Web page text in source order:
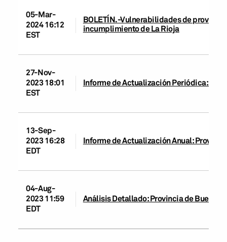
05-Mar-
2024 16:12
EST
BOLETÍN.-Vulnerabilidades de
incumplimiento de La Rioja
27-Nov-
2023 18:01
EST
Informe de Actualización Periódica:
13-Sep-
2023 16:28
EDT
Informe de Actualización Anual:
04-Aug-
2023 11:59
EDT
Análisis Detallado: Provincia de Buenos